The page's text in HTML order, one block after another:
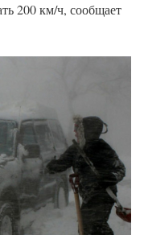
200 км/ч, сообщает